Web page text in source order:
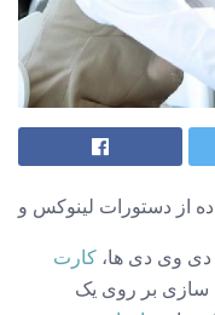
کارت
سازی بر روی یک